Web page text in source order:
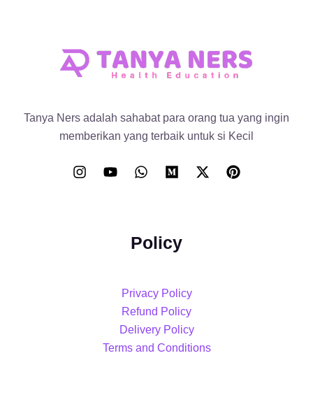
Tanya Ners adalah sahabat para orang tua yang ingin
memberikan yang terbaik untuk si Kecil
Policy
Privacy Policy
Refund Policy
Delivery Policy
Terms and Conditions